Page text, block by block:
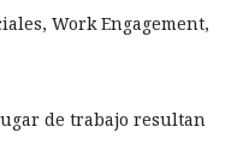
Work Engagement,
de trabajo resultan